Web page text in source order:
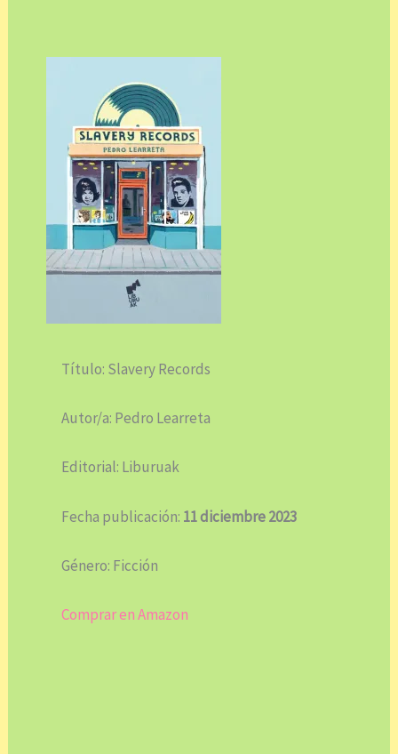
Título: Slavery Records
Autor/a: Pedro Learreta
Editorial: Liburuak
Fecha publicación: 11 diciembre 2023
Género: Ficción
Comprar en Amazon